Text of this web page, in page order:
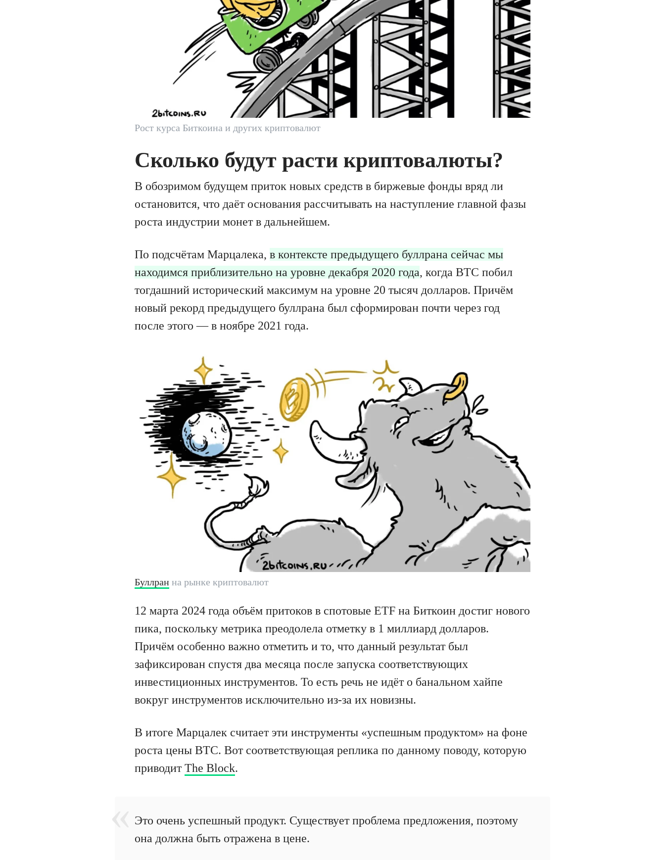
Рост курса Биткоина и других криптовалют
Сколько будут расти криптовалюты?
В обозримом будущем приток новых средств в биржевые фонды вряд ли
остановится, что даёт основания рассчитывать на наступление главной фазы
роста индустрии монет в дальнейшем.
По подсчётам Марцалека, в контексте предыдущего буллрана сейчас мы
находимся приблизительно на уровне декабря 2020 года, когда BTC побил
тогдашний исторический максимум на уровне 20 тысяч долларов. Причём
новый рекорд предыдущего буллрана был сформирован почти через год
после этого — в ноябре 2021 года.
Буллран на рынке криптовалют
12 марта 2024 года объём притоков в спотовые ETF на Биткоин достиг нового
пика, поскольку метрика преодолела отметку в 1 миллиард долларов.
Причём особенно важно отметить и то, что данный результат был
зафиксирован спустя два месяца после запуска соответствующих
инвестиционных инструментов. То есть речь не идёт о банальном хайпе
вокруг инструментов исключительно из-за их новизны.
В итоге Марцалек считает эти инструменты «успешным продуктом» на фоне
роста цены BTC. Вот соответствующая реплика по данному поводу, которую
приводитThe Block.
Это очень успешный продукт. Существует проблема предложения, поэтому
она должна быть отражена в цене.